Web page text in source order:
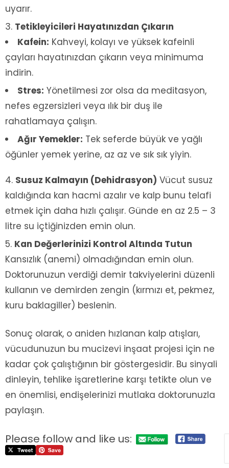
uyarır.
Tetikleyicileri Hayatınızdan Çıkarın
Kafein: Kahveyi, kolayı ve yüksek kafeinli
çayları hayatınızdan çıkarın veya minimuma
indirin.
Stres: Yönetilmesi zor olsa da meditasyon,
nefes egzersizleri veya ılık bir duş ile
rahatlamaya çalışın.
Ağır Yemekler: Tek seferde büyük ve yağlı
öğünler yemek yerine, az az ve sık sık yiyin.
Susuz Kalmayın (Dehidrasyon) Vücut susuz
kaldığında kan hacmi azalır ve kalp bunu telafi
etmek için daha hızlı çalışır. Günde en az 2.5 – 3
litre su içtiğinizden emin olun.
Kan Değerlerinizi Kontrol Altında Tutun
Kansızlık (anemi) olmadığından emin olun.
Doktorunuzun verdiği demir takviyelerini düzenli
kullanın ve demirden zengin (kırmızı et, pekmez,
kuru baklagiller) beslenin.
Sonuç olarak, o aniden hızlanan kalp atışları,
vücudunuzun bu mucizevi inşaat projesi için ne
kadar çok çalıştığının bir göstergesidir. Bu sinyali
dinleyin, tehlike işaretlerine karşı tetikte olun ve
en önemlisi, endişelerinizi mutlaka doktorunuzla
paylaşın.
Please follow and like us: